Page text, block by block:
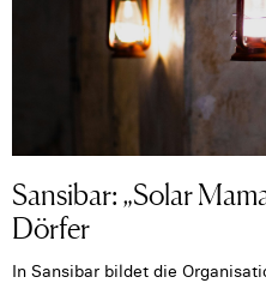
Sansibar: „Solar
Dörfer
In Sansibar bildet die